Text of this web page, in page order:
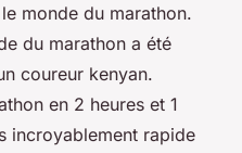
monde du marathon.
du marathon a été
coureur kenyan.
en 2 heures et 1
incroyablement rapide